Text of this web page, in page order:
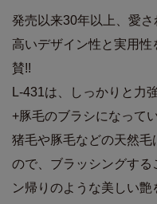
発売以来30年以上、愛さ
高いデザイン性と実用性
賛!!
L-431は、しっかりと力
+豚毛のブラシになってい
猪毛や豚毛などの天然毛
ので、ブラッシングする
ン帰りのような美しい艶